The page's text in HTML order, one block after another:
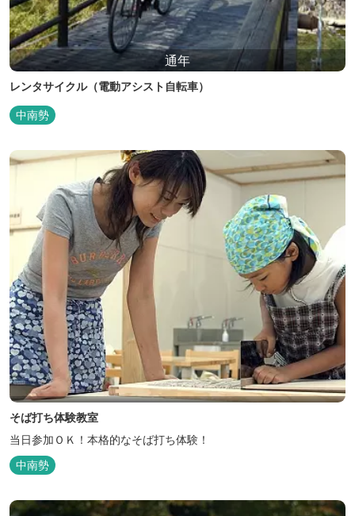
通年
レンタサイクル（電動アシスト自転車）
中南勢
そば打ち体験教室
当日参加ＯＫ！本格的なそば打ち体験！
中南勢